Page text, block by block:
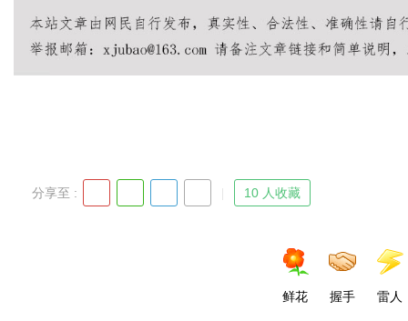
分享至 : 10 人收藏
鲜花 握手 雷人